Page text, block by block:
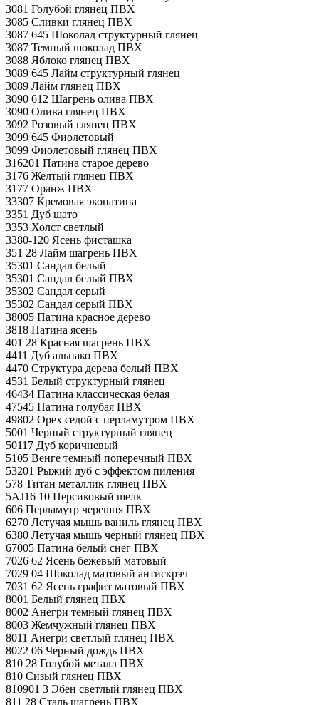
3081 Голубой глянец ПВХ
3085 Сливки глянец ПВХ
3087 645 Шоколад структурный глянец
3087 Темный шоколад ПВХ
3088 Яблоко глянец ПВХ
3089 645 Лайм структурный глянец
3089 Лайм глянец ПВХ
3090 612 Шагрень олива ПВХ
3090 Олива глянец ПВХ
3092 Розовый глянец ПВХ
3099 645 Фиолетовый
3099 Фиолетовый глянец ПВХ
316201 Патина старое дерево
3176 Желтый глянец ПВХ
3177 Оранж ПВХ
33307 Кремовая экопатина
3351 Дуб шато
3353 Холст светлый
3380-120 Ясень фисташка
351 28 Лайм шагрень ПВХ
35301 Сандал белый
35301 Сандал белый ПВХ
35302 Сандал серый
35302 Сандал серый ПВХ
38005 Патина красное дерево
3818 Патина ясень
401 28 Красная шагрень ПВХ
4411 Дуб альпако ПВХ
4470 Структура дерева белый ПВХ
4531 Белый структурный глянец
46434 Патина классическая белая
47545 Патина голубая ПВХ
49802 Орех седой с перламутром ПВХ
5001 Черный структурный глянец
50117 Дуб коричневый
5105 Венге темный поперечный ПВХ
53201 Рыжий дуб с эффектом пиления
578 Титан металлик глянец ПВХ
5AJ16 10 Персиковый шелк
606 Перламутр черешня ПВХ
6270 Летучая мышь ваниль глянец ПВХ
6380 Летучая мышь черный глянец ПВХ
67005 Патина белый снег ПВХ
7026 62 Ясень бежевый матовый
7029 04 Шоколад матовый антискрэч
7031 62 Ясень графит матовый ПВХ
8001 Белый глянец ПВХ
8002 Анегри темный глянец ПВХ
8003 Жемчужный глянец ПВХ
8011 Анегри светлый глянец ПВХ
8022 06 Черный дождь ПВХ
810 28 Голубой металл ПВХ
810 Сизый глянец ПВХ
810901 3 Эбен светлый глянец ПВХ
811 28 Сталь шагрень ПВХ